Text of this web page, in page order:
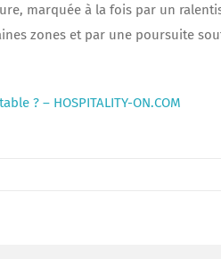
marquée à la fois par un
zones et par une poursuite
? – HOSPITALITY-ON.COM